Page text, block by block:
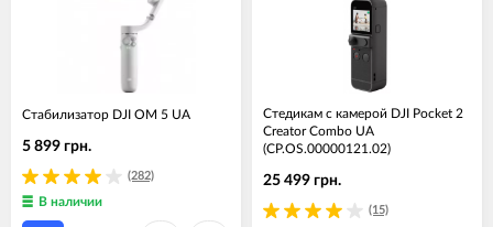
Стабилизатор DJI OM 5 UA
(282)
5 899 грн.
В наличии
Cтедикам c камерой DJI Pocket 2
Creator Combo UA
(CP.OS.00000121.02)
(15)
25 499 грн.